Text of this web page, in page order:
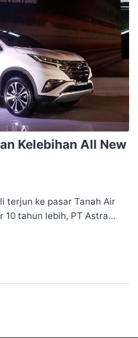
Kelebihan All New
terjun ke pasar Tanah Air
10 tahun lebih, PT Astra...